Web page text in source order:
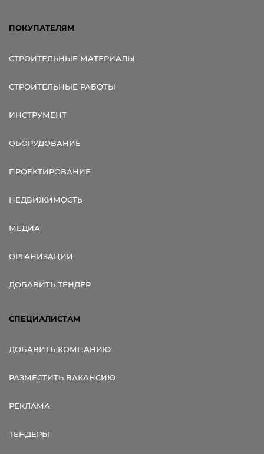
ПОКУПАТЕЛЯМ
СТРОИТЕЛЬНЫЕ МАТЕРИАЛЫ
СТРОИТЕЛЬНЫЕ РАБОТЫ
ИНСТРУМЕНТ
ОБОРУДОВАНИЕ
ПРОЕКТИРОВАНИЕ
НЕДВИЖИМОСТЬ
МЕДИА
ОРГАНИЗАЦИИ
ДОБАВИТЬ ТЕНДЕР
СПЕЦИАЛИСТАМ
ДОБАВИТЬ КОМПАНИЮ
РАЗМЕСТИТЬ ВАКАНСИЮ
РЕКЛАМА
ТЕНДЕРЫ